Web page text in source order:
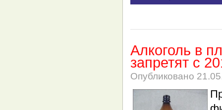
Алкоголь в
запретят с
Опубликовано